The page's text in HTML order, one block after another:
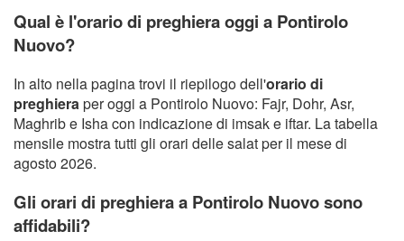
Qual è l'orario di preghiera oggi a Pontirolo
Nuovo?
In alto nella pagina trovi il riepilogo dell'orario di
preghieraper oggi a Pontirolo Nuovo: Fajr, Dohr, Asr,
Maghrib e Isha con indicazione di imsak e iftar. La tabella
mensile mostra tutti gli orari delle salat per il mese di
agosto 2026.
Gli orari di preghiera a Pontirolo Nuovo sono
affidabili?